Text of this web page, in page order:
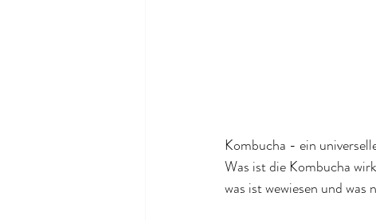
Kombucha - ein
Was ist die Kombucha
was ist wewiesen und was